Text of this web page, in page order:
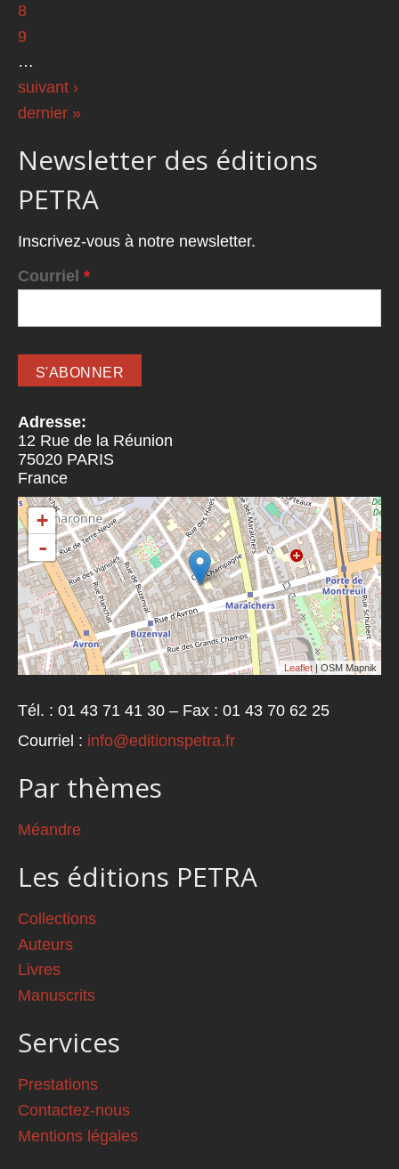
8
9
…
suivant ›
dernier »
Newsletter des éditions
PETRA
Inscrivez-vous à notre newsletter.
Courriel *
Adresse:
12 Rue de la Réunion
75020 PARIS
France
+
-
Leaflet | OSM Mapnik
Tél. : 01 43 71 41 30 – Fax : 01 43 70 62 25
Courriel : info@editionspetra.fr
Par thèmes
Méandre
Les éditions PETRA
Collections
Auteurs
Livres
Manuscrits
Services
Prestations
Contactez-nous
Mentions légales